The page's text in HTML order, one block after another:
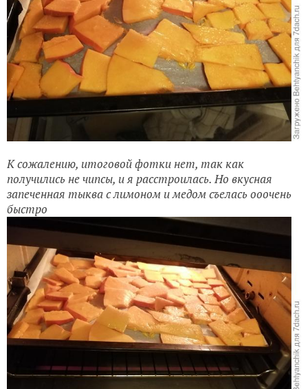
К сожалению, итоговой фотки нет, так как
получились не чипсы, и я расстроилась. Но вкусная
запеченная тыква с лимоном и медом съелась ооочень
быстро